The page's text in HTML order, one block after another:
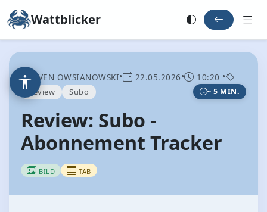
Wattblicker
SVEN OWSIANOWSKI• 22.05.2026• 10:20 •
Review Subo ~ 5 MIN.
Review: Subo -
Abonnement Tracker
BILD TAB